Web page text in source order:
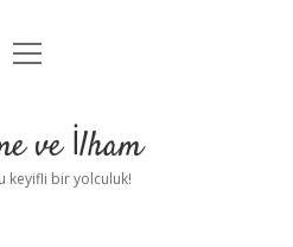
Anasayfa
Uyarı
menüyü
ve İlham
keyifli bir yolculuk!